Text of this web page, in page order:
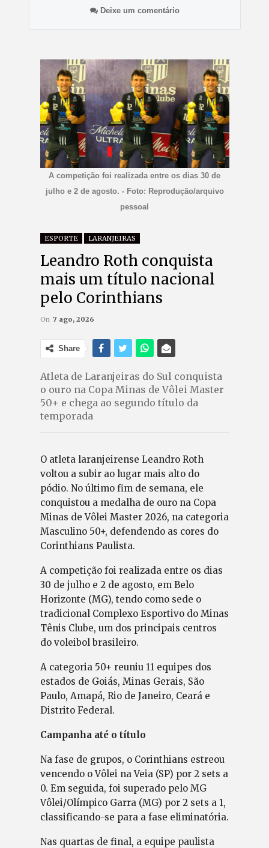
Deixe um comentário
A competição foi realizada entre os dias 30 de
julho e 2 de agosto. - Foto: Reprodução/arquivo
pessoal
ESPORTE LARANJEIRAS
Leandro Roth conquista
mais um título nacional
pelo Corinthians
On 7 ago, 2026
Share
Atleta de Laranjeiras do Sul conquista
o ouro na Copa Minas de Vôlei Master
50+ e chega ao segundo título da
temporada
O atleta laranjeirense Leandro Roth
voltou a subir ao lugar mais alto do
pódio. No último fim de semana, ele
conquistou a medalha de ouro na Copa
Minas de Vôlei Master 2026, na categoria
Masculino 50+, defendendo as cores do
Corinthians Paulista.
A competição foi realizada entre os dias
30 de julho e 2 de agosto, em Belo
Horizonte (MG), tendo como sede o
tradicional Complexo Esportivo do Minas
Tênis Clube, um dos principais centros
do voleibol brasileiro.
A categoria 50+ reuniu 11 equipes dos
estados de Goiás, Minas Gerais, São
Paulo, Amapá, Rio de Janeiro, Ceará e
Distrito Federal.
Campanha até o título
Na fase de grupos, o Corinthians estreou
vencendo o Vôlei na Veia (SP) por 2 sets a
0. Em seguida, foi superado pelo MG
Vôlei/Olímpico Garra (MG) por 2 sets a 1,
classificando-se para a fase eliminatória.
Nas quartas de final, a equipe paulista